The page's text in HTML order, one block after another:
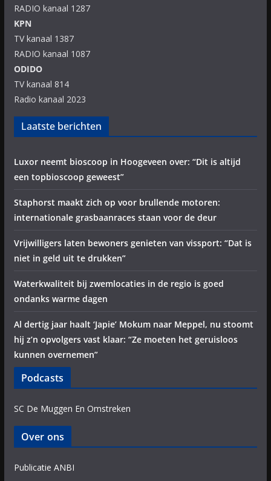
RADIO kanaal 1287
KPN
TV kanaal 1387
RADIO kanaal 1087
ODIDO
TV kanaal 814
Radio kanaal 2023
Laatste berichten
Luxor neemt bioscoop in Hoogeveen over: “Dit is altijd
een topbioscoop geweest”
Staphorst maakt zich op voor brullende motoren:
internationale grasbaanraces staan voor de deur
Vrijwilligers laten bewoners genieten van vissport: “Dat is
niet in geld uit te drukken”
Waterkwaliteit bij zwemlocaties in de regio is goed
ondanks warme dagen
Al dertig jaar haalt ‘Japie’ Mokum naar Meppel, nu stoomt
hij z’n opvolgers vast klaar: “Ze moeten het geruisloos
kunnen overnemen”
Podcasts
SC De Muggen En Omstreken
Over ons
Publicatie ANBI